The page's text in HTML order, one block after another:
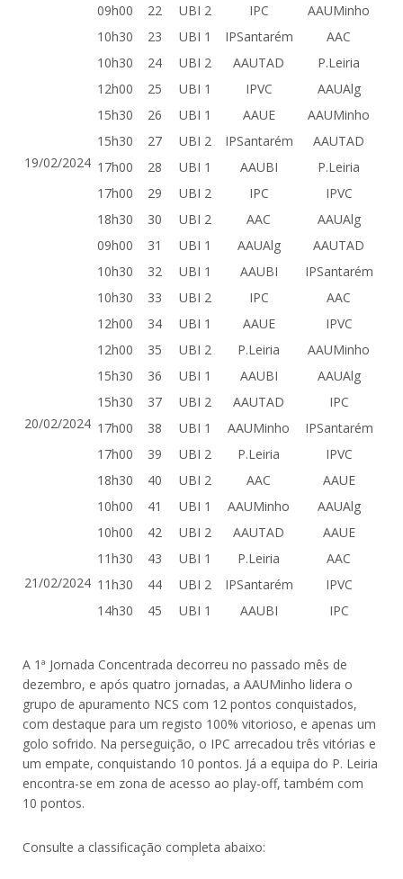
19/02/2024
09h00
22 UBI 2 IPC
AAUMinho
10h30
23 UBI 1 IPSantarém
AAC
10h30
24 UBI 2 AAUTAD
P.Leiria
12h00
25 UBI 1 IPVC
AAUAlg
15h30
26 UBI 1 AAUE
AAUMinho
15h30
27 UBI 2 IPSantarém
AAUTAD
17h00
28 UBI 1 AAUBI
P.Leiria
17h00
29 UBI 2 IPC
IPVC
18h30
30 UBI 2 AAC AAUAlg
20/02/2024
09h00 31 UBI 1 AAUAlg
AAUTAD
10h30
32 UBI 1 AAUBI
IPSantarém
10h30
33 UBI 2 IPC
AAC
12h00
34 UBI 1 AAUE
IPVC
12h00
35 UBI 2 P.Leiria
AAUMinho
15h30
36 UBI 1 AAUBI
AAUAlg
15h30
37 UBI 2 AAUTAD
IPC
17h00
38 UBI 1 AAUMinho
IPSantarém
17h00
39 UBI 2 P.Leiria
IPVC
18h30
40 UBI 2 AAC AAUE
21/02/2024
10h00 41 UBI 1 AAUMinho
AAUAlg
10h00
42 UBI 2 AAUTAD
AAUE
11h30
43 UBI 1 P.Leiria
AAC
11h30
44 UBI 2 IPSantarém
IPVC
14h30
45 UBI 1 AAUBI IPC
A 1ª Jornada Concentrada decorreu no passado mês de
dezembro, e após quatro jornadas, a AAUMinho lidera o
grupo de apuramento NCS com 12 pontos conquistados,
com destaque para um registo 100% vitorioso, e apenas um
golo sofrido. Na perseguição, o IPC arrecadou três vitórias e
um empate, conquistando 10 pontos. Já a equipa do P. Leiria
encontra-se em zona de acesso ao play-off, também com
10 pontos.
Consulte a classificação completa abaixo: